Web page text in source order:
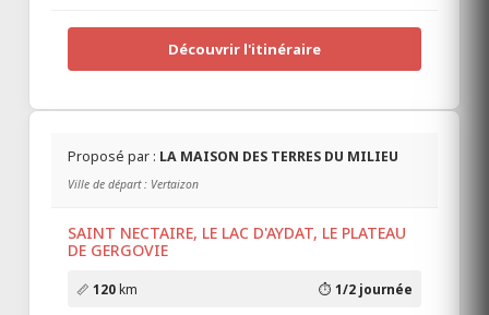
Découvrir l'itinéraire
Proposé par : LA MAISON DES TERRES DU MILIEU
Ville de départ : Vertaizon
SAINT NECTAIRE, LE LAC D'AYDAT, LE PLATEAU
DE GERGOVIE
📏120km ⏱️ 1/2 journée